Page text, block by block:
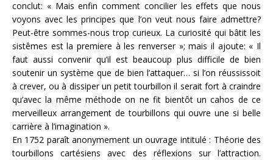
conclut: « Mais enfin comment concilier les effets que nous
voyons avec les principes que l’on veut nous faire admettre?
Peut-être sommes-nous trop curieux. La curiosité qui bâtit les
sistêmes est la premiere à les renverser »; mais il ajoute: « Il
faut aussi convenir qu’il est beaucoup plus difficile de bien
soutenir un système que de bien l’attaquer… si l’on réussissoit
à crever, ou à dissiper un petit tourbillon il serait fort à craindre
qu’avec la même méthode on ne fit bientôt un cahos de ce
merveilleux arrangement de tourbillons qui ouvre une si belle
carrière à l’imagination ».
En 1752 paraît anonymement un ouvrage intitulé : Théorie des
tourbillons cartésiens avec des réflexions sur l’attraction.